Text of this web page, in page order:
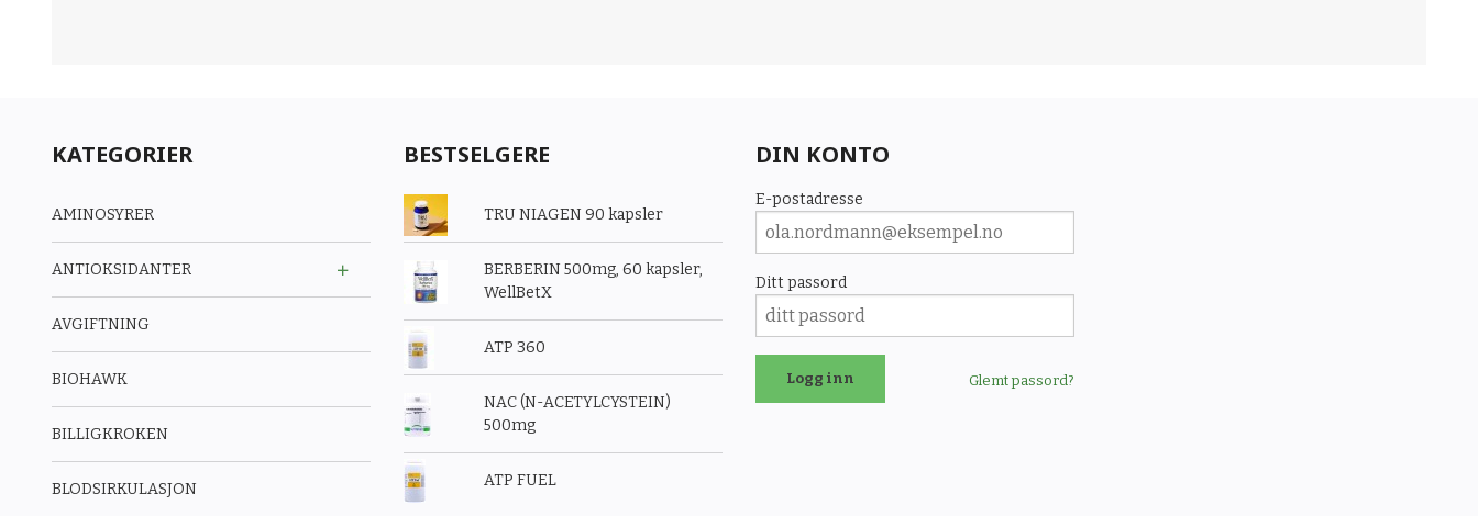
KATEGORIER
AMINOSYRER
ANTIOKSIDANTER
AVGIFTNING
BIOHAWK
BILLIGKROKEN
BLODSIRKULASJON
BESTSELGERE
TRU NIAGEN 90 kapsler
BERBERIN 500mg, 60 kapsler,
WellBetX
ATP 360
NAC (N-ACETYLCYSTEIN)
500mg
ATP FUEL
DIN KONTO
E-postadresse
Ditt passord
Glemt passord?